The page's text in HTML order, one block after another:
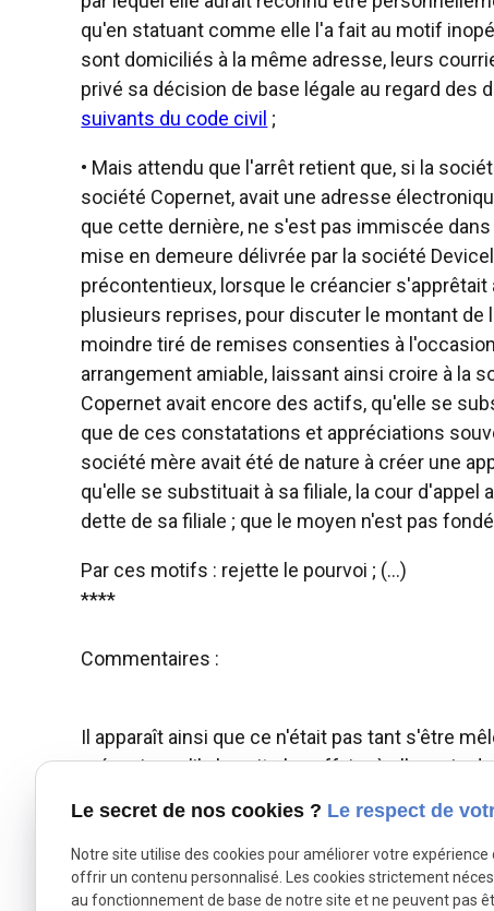
qu'en statuant comme elle l'a fait au motif
sont domiciliés à la même adresse, leurs
privé sa décision de base légale au regard des
suivants du code civil ;
• Mais attendu que l'arrêt retient que, si la
société Copernet, avait une adresse
que cette dernière, ne s'est pas immiscée
mise en demeure délivrée par la société
précontentieux, lorsque le créancier
plusieurs reprises, pour discuter le montant
moindre tiré de remises consenties à
arrangement amiable, laissant ainsi croire à la
Copernet avait encore des actifs, qu'elle se
que de ces constatations et appréciations
société mère avait été de nature à créer une
qu'elle se substituait à sa filiale, la cour d'appel
dette de sa filiale ; que le moyen n'est pas
Par ces motifs : rejette le pourvoi ; (...)
****
Commentaires :
Il apparaît ainsi que ce n'était pas tant s'être
créancier qu'il n'aurait plus affaire à elle mais
Ainsi, participer à la discussion relative à la
mère, systématiquement synonyme de mise
annonce au créancier qu'il n'aura plus affaire à
Le secret de nos cookies ? Le respect de
Notre site utilise des cookies pour améliorer votre expérience
offrir un contenu personnalisé. Les cookies strictement
au fonctionnement de base de notre site et ne peuvent pas